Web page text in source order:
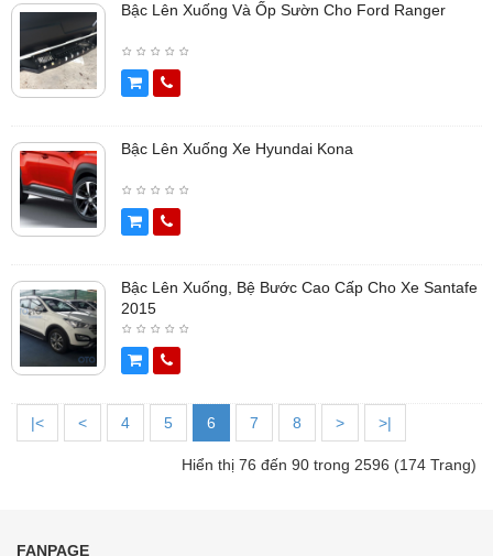
Bậc Lên Xuống Và Ốp Sườn Cho Ford Ranger
Bậc Lên Xuống Xe Hyundai Kona
Bậc Lên Xuống, Bệ Bước Cao Cấp Cho Xe Santafe
2015
|< < 4 5 6 7 8 > >|
Hiển thị 76 đến 90 trong 2596 (174 Trang)
FANPAGE